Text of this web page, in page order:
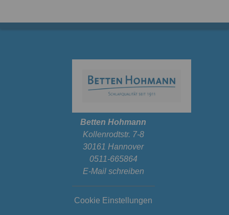
Betten Hohmann
Kollenrodtstr. 7-8
30161 Hannover
0511-665864
E-Mail schreiben
Cookie Einstellungen